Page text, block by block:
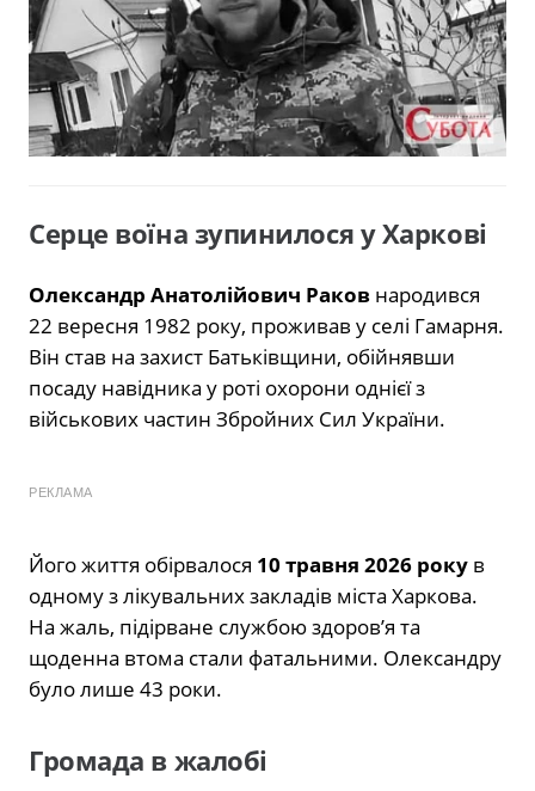
Серце воїна зупинилося у Харкові
Олександр Анатолійович Раков народився
22 вересня 1982 року, проживав у селі Гамарня.
Він став на захист Батьківщини, обійнявши
посаду навідника у роті охорони однієї з
військових частин Збройних Сил України.
РЕКЛАМА
Його життя обірвалося 10 травня 2026 року в
одному з лікувальних закладів міста Харкова.
На жаль, підірване службою здоров’я та
щоденна втома стали фатальними. Олександру
було лише 43 роки.
Громада в жалобі